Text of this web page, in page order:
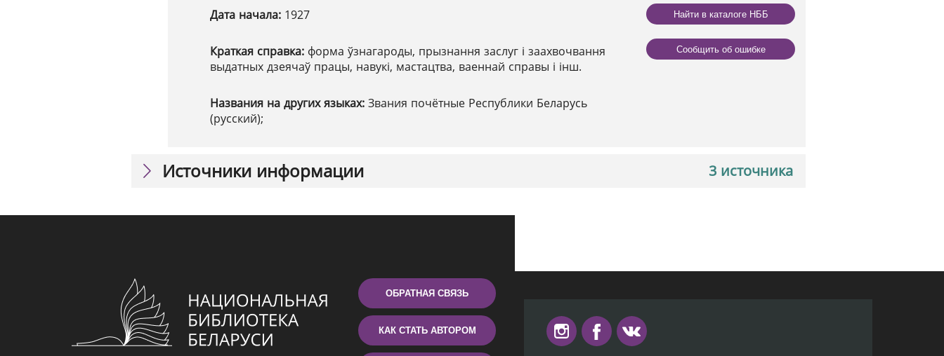
Дата начала: 1927
Краткая справка: форма ўзнагароды, прызнання заслуг і заахвочвання
выдатных дзеячаў працы, навукі, мастацтва, ваеннай справы і інш.
Названия на других языках: Звания почётные Республики Беларусь
(русский);
Найти в каталоге НББ
Сообщить об ошибке
3 источника
Источники информации
ОБРАТНАЯ СВЯЗЬ
КАК СТАТЬ АВТОРОМ